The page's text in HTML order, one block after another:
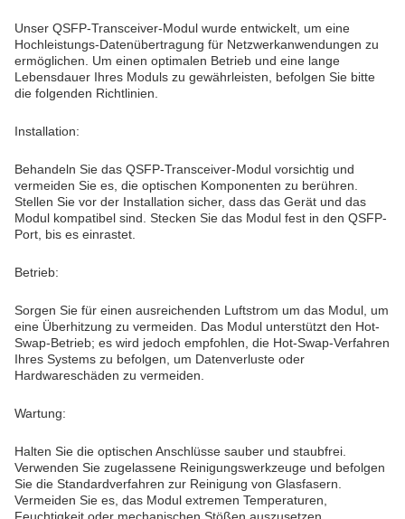
Unser QSFP-Transceiver-Modul wurde entwickelt, um eine
Hochleistungs-Datenübertragung für Netzwerkanwendungen zu
ermöglichen. Um einen optimalen Betrieb und eine lange
Lebensdauer Ihres Moduls zu gewährleisten, befolgen Sie bitte
die folgenden Richtlinien.
Installation:
Behandeln Sie das QSFP-Transceiver-Modul vorsichtig und
vermeiden Sie es, die optischen Komponenten zu berühren.
Stellen Sie vor der Installation sicher, dass das Gerät und das
Modul kompatibel sind. Stecken Sie das Modul fest in den QSFP-
Port, bis es einrastet.
Betrieb:
Sorgen Sie für einen ausreichenden Luftstrom um das Modul, um
eine Überhitzung zu vermeiden. Das Modul unterstützt den Hot-
Swap-Betrieb; es wird jedoch empfohlen, die Hot-Swap-Verfahren
Ihres Systems zu befolgen, um Datenverluste oder
Hardwareschäden zu vermeiden.
Wartung:
Halten Sie die optischen Anschlüsse sauber und staubfrei.
Verwenden Sie zugelassene Reinigungswerkzeuge und befolgen
Sie die Standardverfahren zur Reinigung von Glasfasern.
Vermeiden Sie es, das Modul extremen Temperaturen,